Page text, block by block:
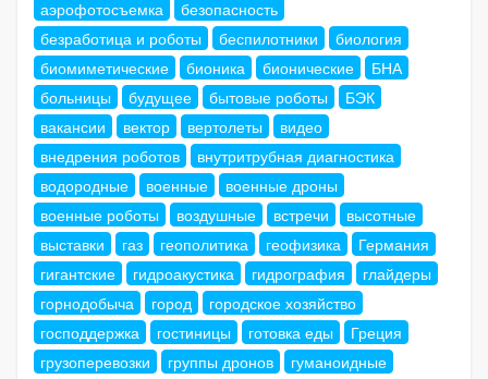
аэрофотосъемка
безопасность
безработица и роботы
беспилотники
биология
биомиметические
бионика бионические
БНА
больницы
будущее бытовые роботы
БЭК
вакансии
вектор вертолеты
видео
внедрения роботов
внутритрубная диагностика
водородные
военные
военные дроны
военные роботы
воздушные встречи
высотные
выставки
газ геополитика геофизика
Германия
гигантские
гидроакустика гидрография
глайдеры
горнодобыча
город
городское хозяйство
господдержка
гостиницы готовка еды
Греция
грузоперевозки
группы дронов
гуманоидные